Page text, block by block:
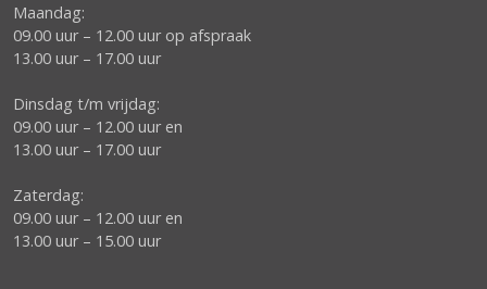
Maandag:
09.00 uur – 12.00 uur op afspraak
13.00 uur – 17.00 uur
Dinsdag t/m vrijdag:
09.00 uur – 12.00 uur en
13.00 uur – 17.00 uur
Zaterdag:
09.00 uur – 12.00 uur en
13.00 uur – 15.00 uur